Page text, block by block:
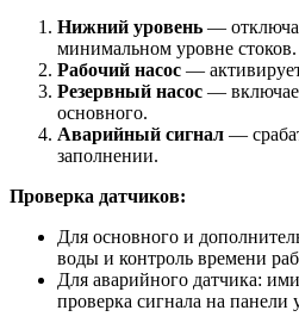
Нижний уровень —
минимальном уровне стоков.
Рабочий насос —
Резервный насос —
основного.
Аварийный сигнал —
заполнении.
Проверка датчиков:
Для основного и
воды и контроль времени
Для аварийного датчика:
проверка сигнала на панели